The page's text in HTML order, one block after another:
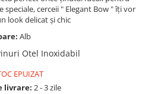
cerceii " Elegant Bow " îți vor
look delicat și chic
Alb
Otel Inoxidabil
EPUIZAT
livrare: 2 - 3 zile